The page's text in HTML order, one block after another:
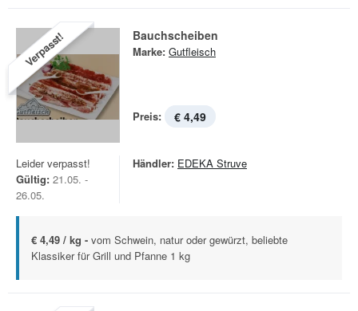
Verpasst! Bauchscheiben
Marke: Gutfleisch
Preis: € 4,49
Leider verpasst!
Gültig: 21.05. -
26.05.
Händler: EDEKA Struve
€ 4,49 / kg - vom Schwein, natur oder gewürzt, beliebte
Klassiker für Grill und Pfanne 1 kg